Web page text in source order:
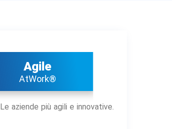
Agile
AtWork®
Le aziende più agili e innovative.